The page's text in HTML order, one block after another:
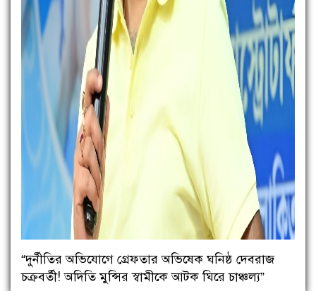
“দুর্নীতির অভিযোগে গ্রেফতার অভিষেক ঘনিষ্ঠ দেবরাজ
চক্রবর্তী! অদিতি মুন্সির স্বামীকে আটক ঘিরে চাঞ্চল্য”